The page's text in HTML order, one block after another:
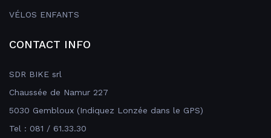
VÉLOS ENFANTS
CONTACT INFO
SDR BIKE srl
Chaussée de Namur 227
5030 Gembloux (Indiquez Lonzée dans le GPS)
Tel : 081 / 61.33.30